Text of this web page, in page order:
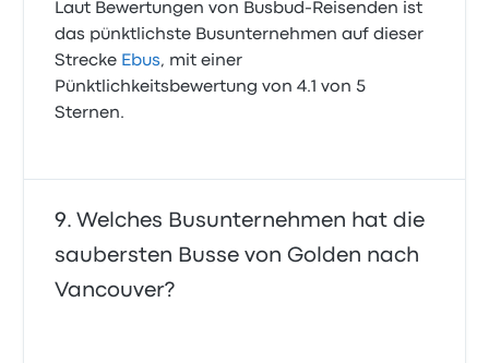
Laut Bewertungen von Busbud-Reisenden ist
das pünktlichste Busunternehmen auf dieser
Strecke Ebus, mit einer
Pünktlichkeitsbewertung von 4.1 von 5
Sternen.
Welches Busunternehmen hat die
saubersten Busse von Golden nach
Vancouver?